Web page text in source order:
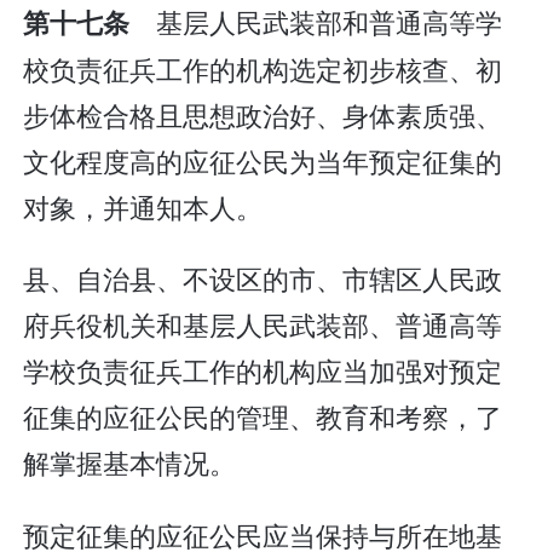
第十七条 基层人民武装部和普通高等学
校负责征兵工作的机构选定初步核查、初
步体检合格且思想政治好、身体素质强、
文化程度高的应征公民为当年预定征集的
对象，并通知本人。
县、自治县、不设区的市、市辖区人民政
府兵役机关和基层人民武装部、普通高等
学校负责征兵工作的机构应当加强对预定
征集的应征公民的管理、教育和考察，了
解掌握基本情况。
预定征集的应征公民应当保持与所在地基